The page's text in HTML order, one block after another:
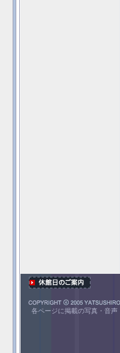
各ページに掲載の写真・音声